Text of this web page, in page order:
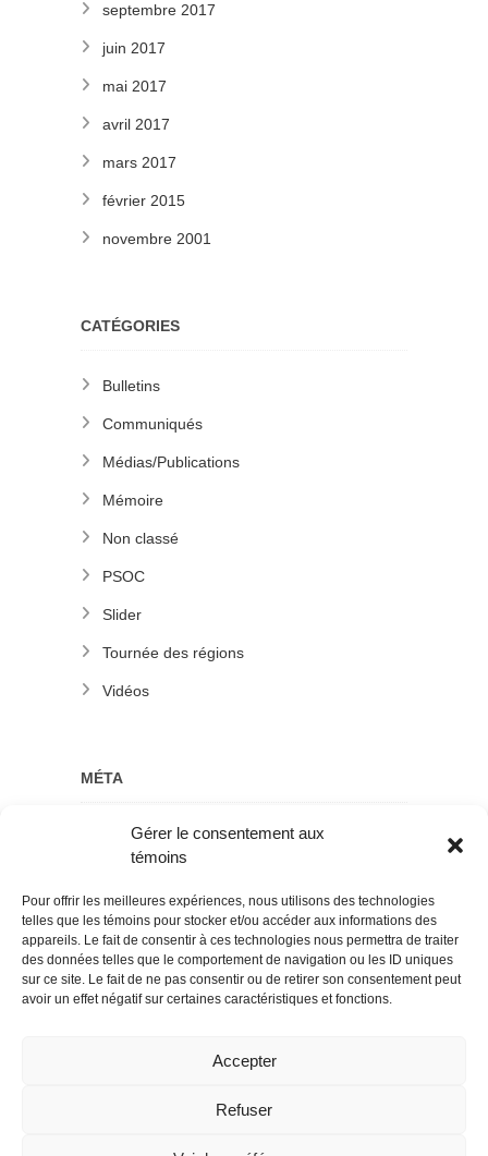
Gérer le consentement aux
témoins
Pour offrir les meilleures expériences, nous utilisons des technologies
telles que les témoins pour stocker et/ou accéder aux informations des
appareils. Le fait de consentir à ces technologies nous permettra de traiter
des données telles que le comportement de navigation ou les ID uniques
sur ce site. Le fait de ne pas consentir ou de retirer son consentement peut
avoir un effet négatif sur certaines caractéristiques et fonctions.
Accepter
Refuser
septembre 2017
juin 2017
mai 2017
avril 2017
mars 2017
février 2015
novembre 2001
CATÉGORIES
Bulletins
Communiqués
Médias/Publications
Mémoire
Non classé
PSOC
Slider
Tournée des régions
Vidéos
MÉTA
Connexion
Flux des commentaires
Site de WordPress-FR
| Designed by: